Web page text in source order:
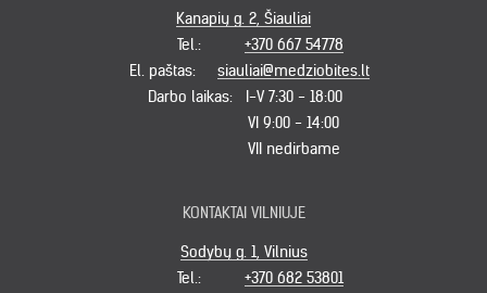
Kanapių g. 2, Šiauliai
Tel.:
+370 667 54778
El. paštas:
siauliai@medziobites.lt
Darbo laikas:
I-V 7:30 - 18:00
VI 9:00 - 14:00
VII nedirbame
KONTAKTAI VILNIUJE
Sodybų g. 1, Vilnius
Tel.:
+370 682 53801